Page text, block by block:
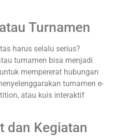
Turnamen
harus selalu serius?
turnamen bisa menjadi
mempererat hubungan
turnamen e-
atau kuis interaktif
dan Kegiatan